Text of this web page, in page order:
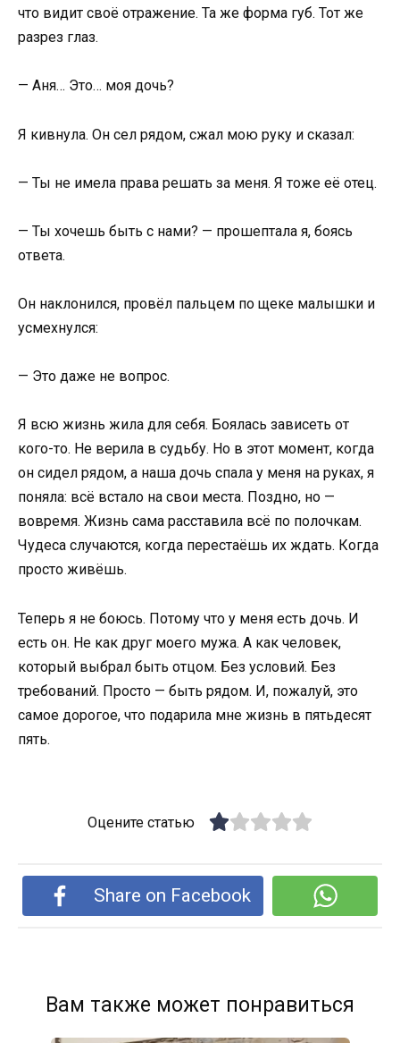
что видит своё отражение. Та же форма губ. Тот же
разрез глаз.
— Аня… Это… моя дочь?
Я кивнула. Он сел рядом, сжал мою руку и сказал:
— Ты не имела права решать за меня. Я тоже её отец.
— Ты хочешь быть с нами? — прошептала я, боясь
ответа.
Он наклонился, провёл пальцем по щеке малышки и
усмехнулся:
— Это даже не вопрос.
Я всю жизнь жила для себя. Боялась зависеть от
кого-то. Не верила в судьбу. Но в этот момент, когда
он сидел рядом, а наша дочь спала у меня на руках, я
поняла: всё встало на свои места. Поздно, но —
вовремя. Жизнь сама расставила всё по полочкам.
Чудеса случаются, когда перестаёшь их ждать. Когда
просто живёшь.
Теперь я не боюсь. Потому что у меня есть дочь. И
есть он. Не как друг моего мужа. А как человек,
который выбрал быть отцом. Без условий. Без
требований. Просто — быть рядом. И, пожалуй, это
самое дорогое, что подарила мне жизнь в пятьдесят
пять.
Оцените статью
Share on Facebook
Вам также может понравиться